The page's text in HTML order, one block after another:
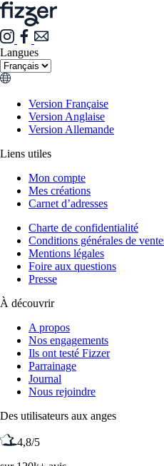
Langues
Version Française
Version Anglaise
Version Allemande
Liens utiles
Mon compte
Mes créations
Carnet d’adresses
Charte de confidentialité
Conditions générales de
Mentions légales
Foire aux questions
Presse
À découvrir
A propos
Nos engagements
Ils ont testé Fizzer
Parrainage
Journal
Nous rejoindre
Des utilisateurs aux anges
4,8/5